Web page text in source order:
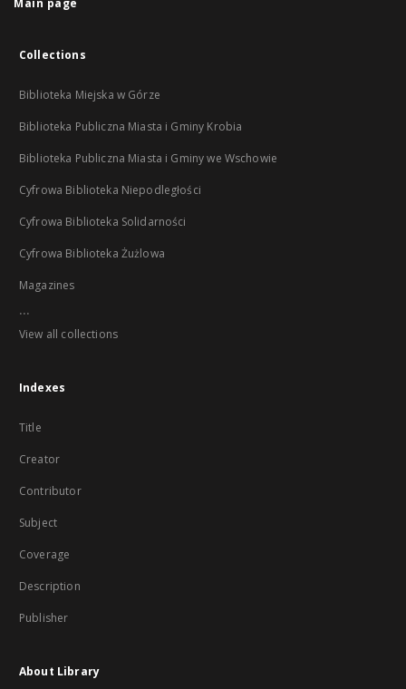
Main page
Collections
Biblioteka Miejska w Górze
Biblioteka Publiczna Miasta i Gminy Krobia
Biblioteka Publiczna Miasta i Gminy we Wschowie
Cyfrowa Biblioteka Niepodległości
Cyfrowa Biblioteka Solidarności
Cyfrowa Biblioteka Żużlowa
Magazines
...
View all collections
Indexes
Title
Creator
Contributor
Subject
Coverage
Description
Publisher
About Library